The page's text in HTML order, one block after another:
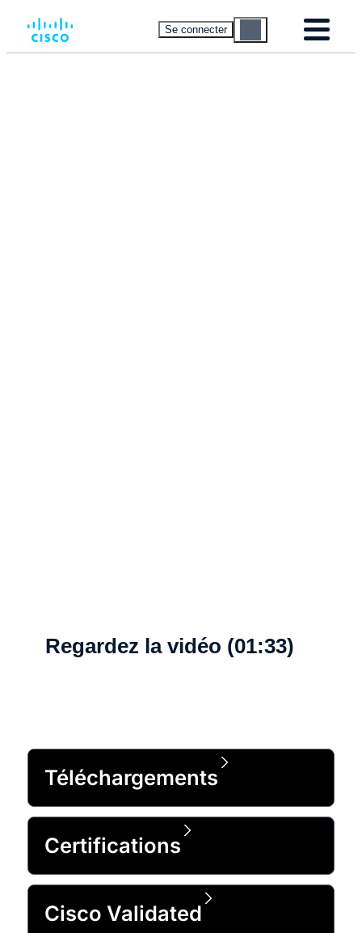
Se connecter
Regardez la vidéo (01:33)
Téléchargements
Certifications
Cisco Validated